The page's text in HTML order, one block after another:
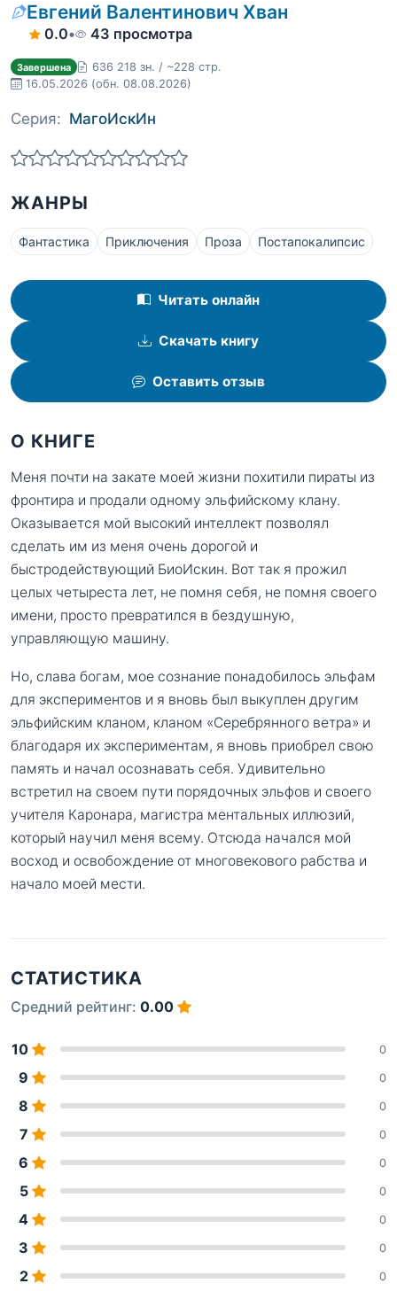
Евгений Валентинович Хван
0.0• 43 просмотра
Завершена
636 218 зн. / ~228 стр.
16.05.2026 (обн. 08.08.2026)
Серия: МагоИскИн
ЖАНРЫ
Фантастика Приключения Проза Постапокалипсис
Читать онлайн
Скачать книгу
Оставить отзыв
О КНИГЕ
Меня почти на закате моей жизни похитили пираты из
фронтира и продали одному эльфийскому клану.
Оказывается мой высокий интеллект позволял
сделать им из меня очень дорогой и
быстродействующий БиоИскин. Вот так я прожил
целых четыреста лет, не помня себя, не помня своего
имени, просто превратился в бездушную,
управляющую машину.
Но, слава богам, мое сознание понадобилось эльфам
для экспериментов и я вновь был выкуплен другим
эльфийским кланом, кланом «Серебрянного ветра» и
благодаря их экспериментам, я вновь приобрел свою
память и начал осознавать себя. Удивительно
встретил на своем пути порядочных эльфов и своего
учителя Каронара, магистра ментальных иллюзий,
который научил меня всему. Отсюда начался мой
восход и освобождение от многовекового рабства и
начало моей мести.
СТАТИСТИКА
Средний рейтинг: 0.00
10 0
9 0
8 0
7 0
6 0
5 0
4 0
3 0
2 0